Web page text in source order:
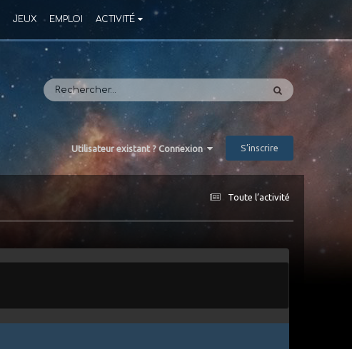
JEUX EMPLOI ACTIVITÉ
Utilisateur existant ? Connexion S’inscrire
Toute l’activité